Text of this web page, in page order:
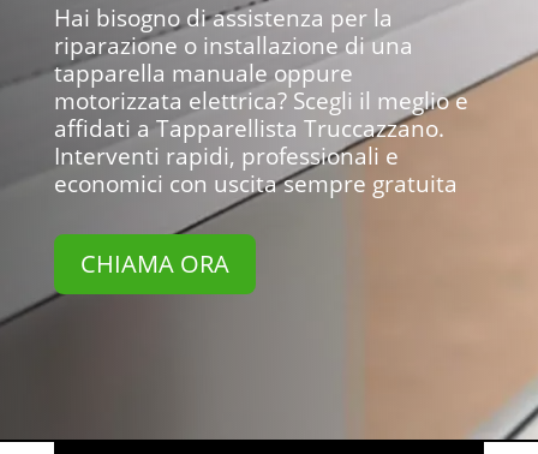
Hai bisogno di assistenza per la
riparazione o installazione di una
tapparella manuale oppure
motorizzata elettrica? Scegli il meglio e
affidati a Tapparellista Truccazzano.
Interventi rapidi, professionali e
economici con uscita sempre gratuita
CHIAMA ORA